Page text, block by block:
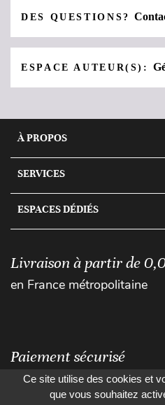
DES QUESTIONS?
ESPACE AUTEUR(S):
À PROPOS
SERVICES
ESPACES DÉDIÉS
Livraison à partir de
en France métropolitaine
Paiement sécurisé
Ce site utilise des cookies et
que vous souhaitez